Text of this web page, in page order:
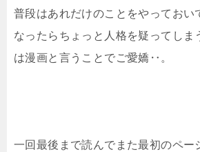
普段はあれだけのことをやっておい
なったらちょっと人格を疑ってしま
は漫画と言うことでご愛嬌‥。
一回最後まで読んでまた最初のペー